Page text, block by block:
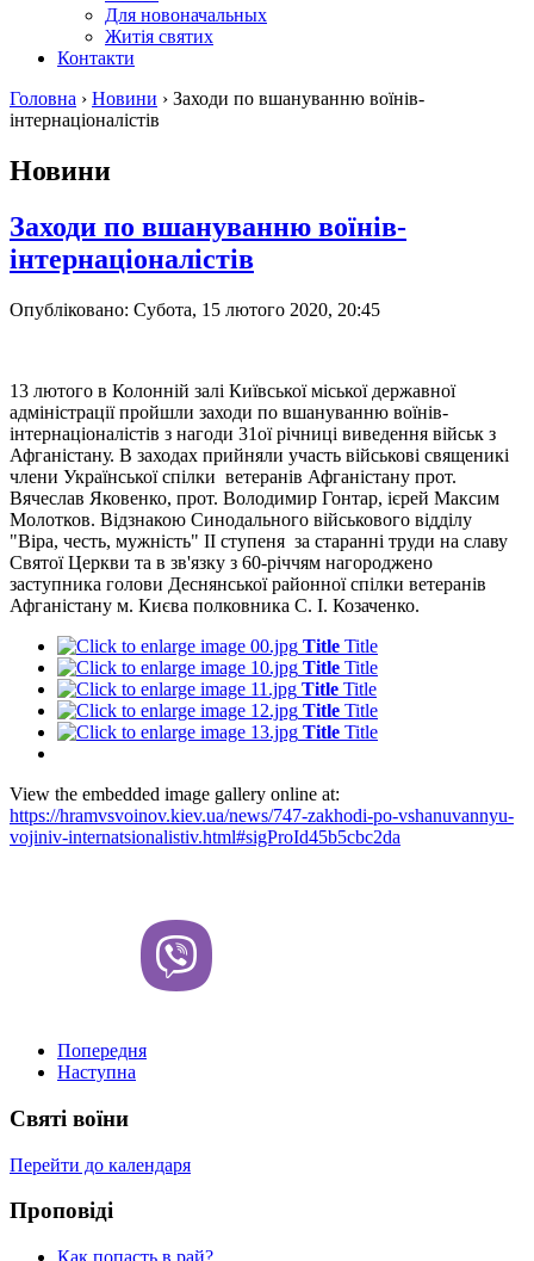
Для новоначальных
Житія святих
Контакти
Головна › Новини › Заходи по вшануванню воїнів-
інтернаціоналістів
Новини
Заходи по вшануванню воїнів-
інтернаціоналістів
Опубліковано: Субота, 15 лютого 2020, 20:45
13 лютого в Колонній залі Київської міської державної
адміністрації пройшли заходи по вшануванню воїнів-
інтернаціоналістів з нагоди 31ої річниці виведення військ з
Афганістану. В заходах прийняли участь військові священикі
члени Української спілки ветеранів Афганістану прот.
Вячеслав Яковенко, прот. Володимир Гонтар, ієрей Максим
Молотков. Відзнакою Синодального військового відділу
"Віра, честь, мужність" ІІ ступеня за старанні труди на славу
Святої Церкви та в зв'язку з 60-річчям нагороджено
заступника голови Деснянської районної спілки ветеранів
Афганістану м. Києва полковника С. І. Козаченко.
Title Title
Title Title
Title Title
Title Title
Title Title
View the embedded image gallery online at:
https://hramvsvoinov.kiev.ua/news/747-zakhodi-po-vshanuvannyu-
vojiniv-internatsionalistiv.html#sigProId45b5cbc2da
Попередня
Наступна
Святі воїни
Перейти до календаря
Проповіді
Как попасть в рай?